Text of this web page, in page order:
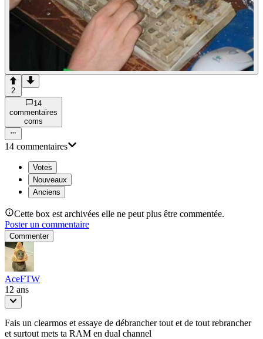
2
14
commentaires
coms
14 commentaires
Votes
Nouveaux
Anciens
Cette box est archivées elle ne peut plus être commentée.
Poster un commentaire
Commenter
AceFTW
12 ans
Fais un clearmos et essaye de débrancher tout et de tout rebrancher
et surtout mets ta RAM en dual channel